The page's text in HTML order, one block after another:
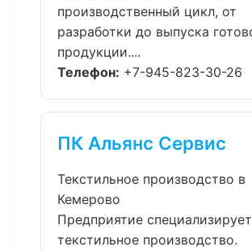
производственный цикл, от
разработки до выпуска
продукции....
Телефон: +7-945-823-30-26
ПК Альянс Сервис
Текстильное производство в
Кемерово
Предприятие
текстильное производство.